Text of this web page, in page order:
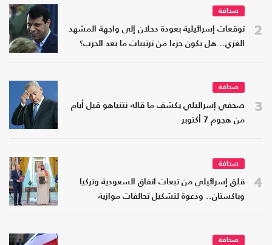
2
صحافة
توقعات إسرائيلية بعودة دحلان إلى واجهة المشهد
الغزي.. هل يكون جزءا من ترتيبات ما بعد الحرب؟
3
صحافة
صحفي إسرائيلي يكشف ما قاله نتنياهو قبل أيام
من هجوم 7 أكتوبر
4
صحافة
قلق إسرائيلي من تبعات اتفاق السعودية وتركيا
وباكستان.. ودعوة لتشكيل تحالفات موازية
صحافة